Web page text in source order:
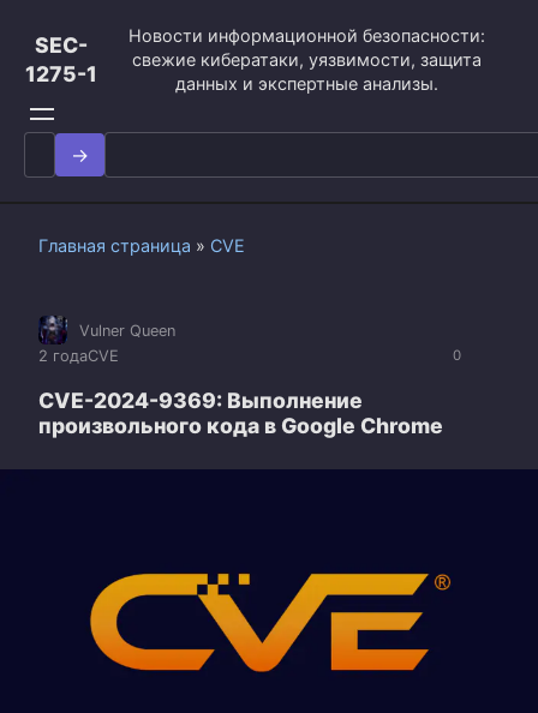
контенту
SEC-
1275-1
Новости информационной безопасности:
свежие кибератаки, уязвимости, защита
данных и экспертные анализы.
Search
for:
Главная страница » CVE
0
Vulner Queen
2 годаCVE
CVE-2024-9369: Выполнение
произвольного кода в Google Chrome